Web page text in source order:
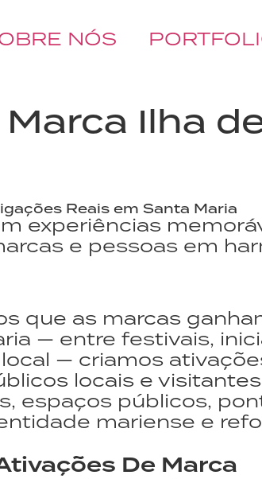
NÓS
Ilha
Reais em Santa Maria
experiências
e pessoas em
que as marcas
— entre festivais,
— criamos
locais e
espaços públicos,
mariense e
De Marca